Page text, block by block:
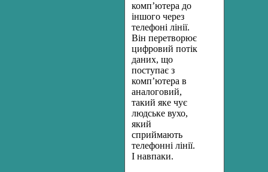
комп’ютера до
іншого через
телефоні лінії.
Він перетворює
цифровий потік
даних, що
поступає з
комп’ютера в
аналоговий,
такий яке чує
людське вухо,
який
сприймають
телефонні лінії.
І навпаки.